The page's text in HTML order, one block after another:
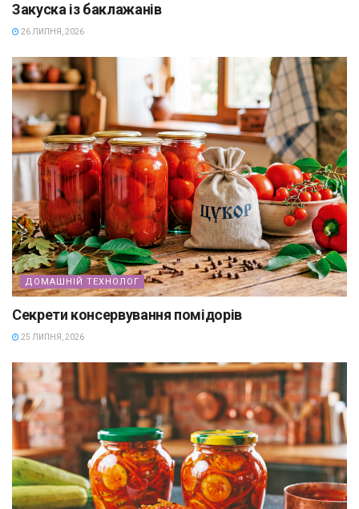
Закуска із баклажанів
26 ЛИПНЯ, 2026
ДОМАШНІЙ ТЕХНОЛОГ
Секрети консервування помідорів
25 ЛИПНЯ, 2026